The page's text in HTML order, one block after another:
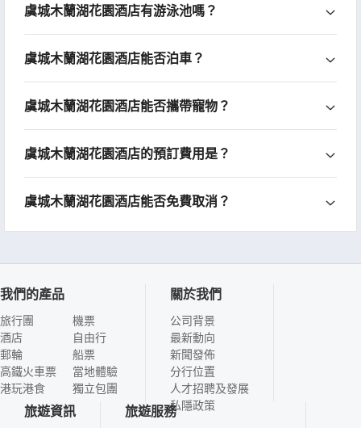
虞城木蘭湖花園酒店有游泳池嗎？
虞城木蘭湖花園酒店能否泊車？
虞城木蘭湖花園酒店能否攜帶寵物？
虞城木蘭湖花園酒店的預訂費用是？
虞城木蘭湖花園酒店能否免費取消？
我們的產品
旅行團
酒店
郵輪
高鐵火車票
港玩港食
機票
自由行
船票
當地體驗
獨立包團
關於我們
公司背景
最新動向
新聞發佈
分行位置
人才招聘及發展
私隱政策
旅遊資訊 旅遊服務